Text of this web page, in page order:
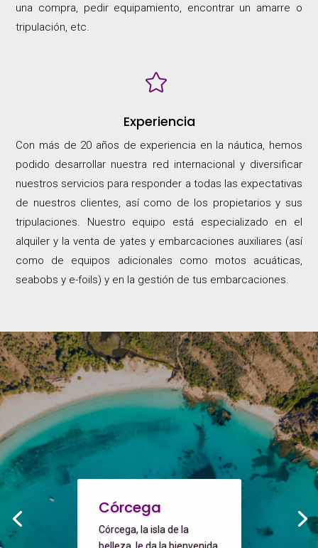
una compra, pedir equipamiento, encontrar un amarre o
tripulación, etc.

Experiencia
Con más de 20 años de experiencia en la náutica, hemos
podido desarrollar nuestra red internacional y diversificar
nuestros servicios para responder a todas las expectativas
de nuestros clientes, así como de los propietarios y sus
tripulaciones. Nuestro equipo está especializado en el
alquiler y la venta de yates y embarcaciones auxiliares (así
como de equipos adicionales como motos acuáticas,
seabobs y e-foils) y en la gestión de tus embarcaciones.
Córcega
Córcega, la isla de la
belleza, le da la bienvenida